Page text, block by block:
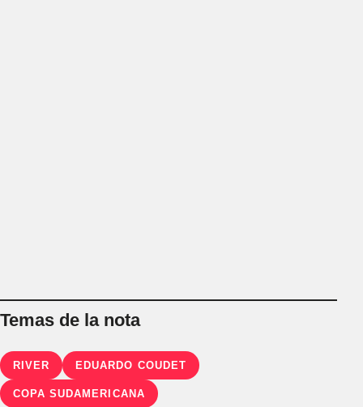
Temas de la nota
RIVER EDUARDO COUDET
COPA SUDAMERICANA